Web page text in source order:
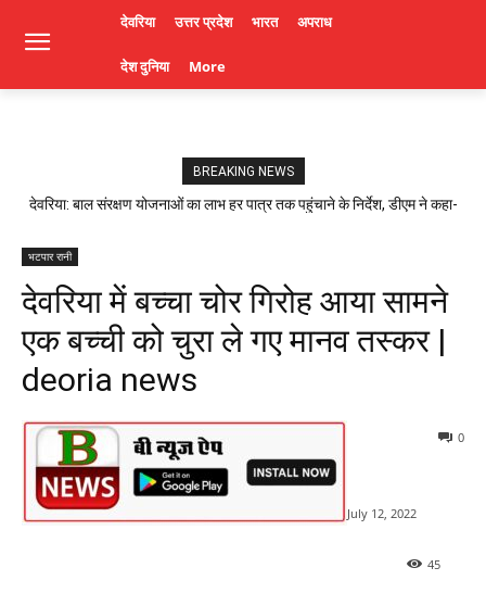
देवरिया उत्तर प्रदेश भारत अपराध
देश दुनिया More
BREAKING NEWS
देवरिया: बाल संरक्षण योजनाओं का लाभ हर पात्र तक पहुंचाने के निर्देश, डीएम ने कहा-
भटपार रानी
देवरिया में बच्चा चोर गिरोह आया सामने
एक बच्ची को चुरा ले गए मानव तस्कर |
deoria news
July 12, 2022
0
45